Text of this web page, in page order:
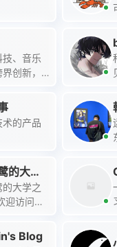
、音乐
创新，
的产品
的大学
大学之
迎访问！
偿提供
及学习技
Blog